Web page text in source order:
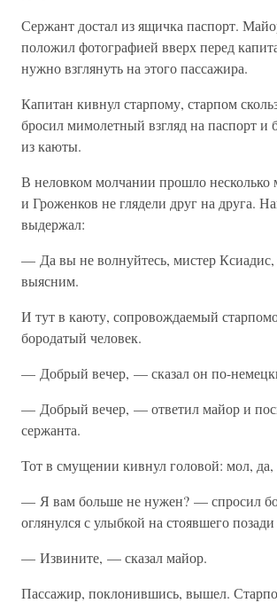
Сержант достал из ящичка паспорт.
положил фотографией вверх перед
нужно взглянуть на этого пассажира.
Капитан кивнул старпому, старпом
бросил мимолетный взгляд на паспорт
из каюты.
В неловком молчании прошло несколько
и Гроженков не глядели друг на друга.
выдержал:
— Да вы не волнуйтесь, мистер Ксиадис,
выясним.
И тут в каюту, сопровождаемый
бородатый человек.
— Добрый вечер, — сказал он по-
— Добрый вечер, — ответил майор и
сержанта.
Тот в смущении кивнул головой: мол, да,
— Я вам больше не нужен? — спросил
оглянулся с улыбкой на стоявшего
— Извините, — сказал майор.
Пассажир, поклонившись, вышел.